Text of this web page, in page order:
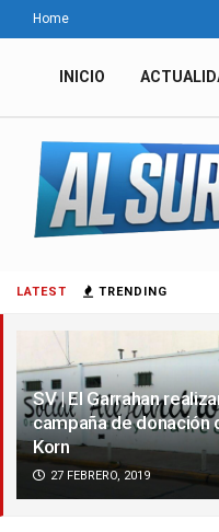
LATEST TRENDING
SV | El Garrahan
campaña de donación
Korn
27 FEBRERO, 2019
Home
INICIO